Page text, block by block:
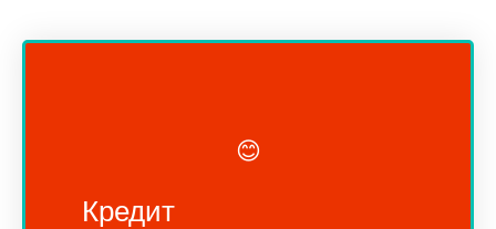
😊
Кредит